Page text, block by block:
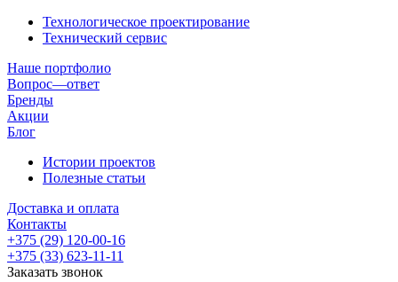
Технологическое проектирование
Технический сервис
Наше портфолио
Вопрос—ответ
Бренды
Акции
Блог
Истории проектов
Полезные статьи
Доставка и оплата
Контакты
+375 (29) 120-00-16
+375 (33) 623-11-11
Заказать звонок